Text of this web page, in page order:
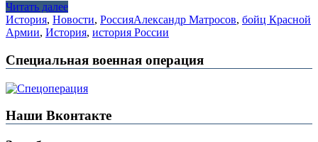
Читать далее
История, Новости, РоссияАлександр Матросов, бойц Красной
Армии, История, история России
Специальная военная операция
Наши Вконтакте